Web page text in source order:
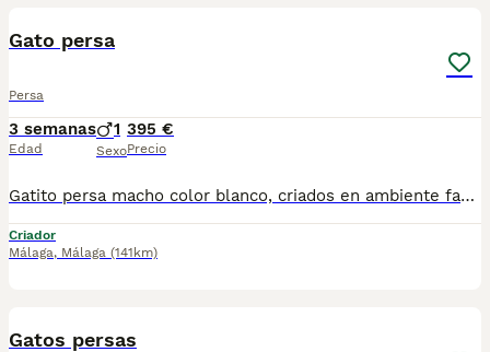
Gato persa
Persa
3 semanas
Edad
1
Sexo
395 €
Precio
Gatito persa macho color blanco, criados en ambiente familiar. Nacido el 14 de julio. Se recojen en fuente de piedra, un pueblo de malaga para mas información por wasap al 610704512
Criador
Málaga, Málaga (141km)
Gatos persas